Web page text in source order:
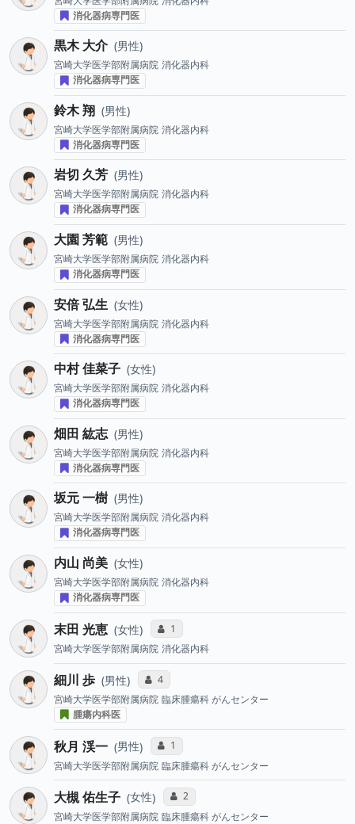
消化器病専門医
黒木 大介 男性
宮崎大学医学部附属病院 消化器内科
消化器病専門医
鈴木 翔 男性
宮崎大学医学部附属病院 消化器内科
消化器病専門医
岩切 久芳 男性
宮崎大学医学部附属病院 消化器内科
消化器病専門医
大園 芳範 男性
宮崎大学医学部附属病院 消化器内科
消化器病専門医
安倍 弘生 女性
宮崎大学医学部附属病院 消化器内科
消化器病専門医
中村 佳菜子 女性
宮崎大学医学部附属病院 消化器内科
消化器病専門医
畑田 紘志 男性
宮崎大学医学部附属病院 消化器内科
消化器病専門医
坂元 一樹 男性
宮崎大学医学部附属病院 消化器内科
消化器病専門医
内山 尚美 女性
宮崎大学医学部附属病院 消化器内科
消化器病専門医
末田 光恵 女性 コミュニケーション・タイプ投票数
1
宮崎大学医学部附属病院 消化器内科
細川 歩 男性 コミュニケーション・タイプ投票数
4
宮崎大学医学部附属病院 臨床腫瘍科 がんセンター
腫瘍内科医
秋月 渓一 男性 コミュニケーション・タイプ投票数
1
宮崎大学医学部附属病院 臨床腫瘍科 がんセンター
大槻 佑生子 女性 コミュニケーション・タイプ投票数
2
宮崎大学医学部附属病院 臨床腫瘍科 がんセンター